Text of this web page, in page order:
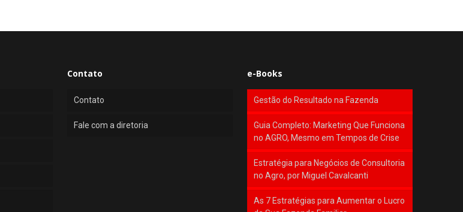
Contato
Contato
Fale com a diretoria
e-Books
Gestão do Resultado na Fazenda
Guia Completo: Marketing Que Funciona
no AGRO, Mesmo em Tempos de Crise
Estratégia para Negócios de Consultoria
no Agro, por Miguel Cavalcanti
As 7 Estratégias para Aumentar o Lucro